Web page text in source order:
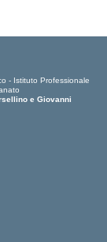
- Istituto Professionale
e Giovanni